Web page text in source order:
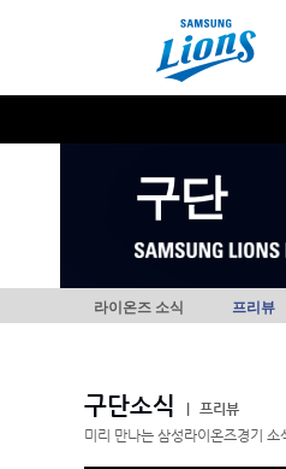
구단
라이온즈 소식 프리뷰
구단소식
프리뷰
미리 만나는 삼성라이온즈경기 소